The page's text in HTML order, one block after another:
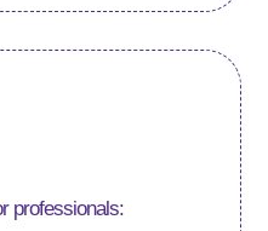
professionals: